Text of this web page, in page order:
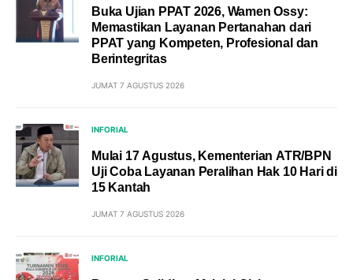
Buka Ujian PPAT 2026, Wamen Ossy:
Memastikan Layanan Pertanahan dari
PPAT yang Kompeten, Profesional dan
Berintegritas
JUMAT 7 AGUSTUS 2026
INFORIAL
Mulai 17 Agustus, Kementerian ATR/BPN
Uji Coba Layanan Peralihan Hak 10 Hari di
15 Kantah
JUMAT 7 AGUSTUS 2026
INFORIAL